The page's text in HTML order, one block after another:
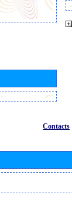
Contacts